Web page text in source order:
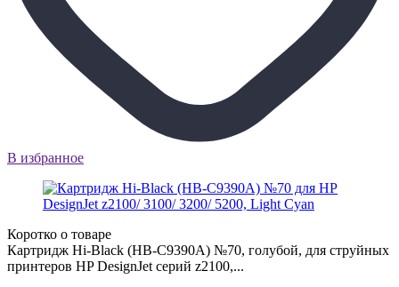
В избранное
Коротко о товаре
Картридж Hi-Black (HB-C9390A) №70, голубой, для струйных
принтеров HP DesignJet серий z2100,...